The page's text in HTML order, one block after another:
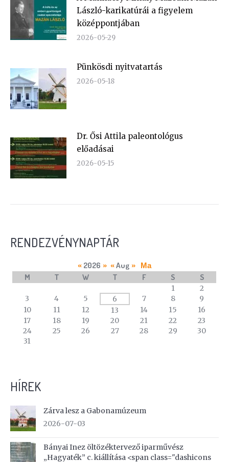
László-karikatúrái a figyelem
középpontjában
2026-05-29
Pünkösdi nyitvatartás
2026-05-18
Dr. Ősi Attila paleontológus
előadásai
2026-05-15
RENDEZVÉNYNAPTÁR
calendar
events
« 2026 » « Aug » Ma
M T W T F S S
1
2
3
4 5 6 7 8
9
10
11 12 13 14 15
16
17
18 19 20 21 22
23
24
25 26 27 28 29
30
31
HÍREK
Zárva lesz a Gabonamúzeum
2026-07-03
Bányai Inez öltözéktervező iparművész
„Hagyaték” c. kiállítása <span class="dashicons